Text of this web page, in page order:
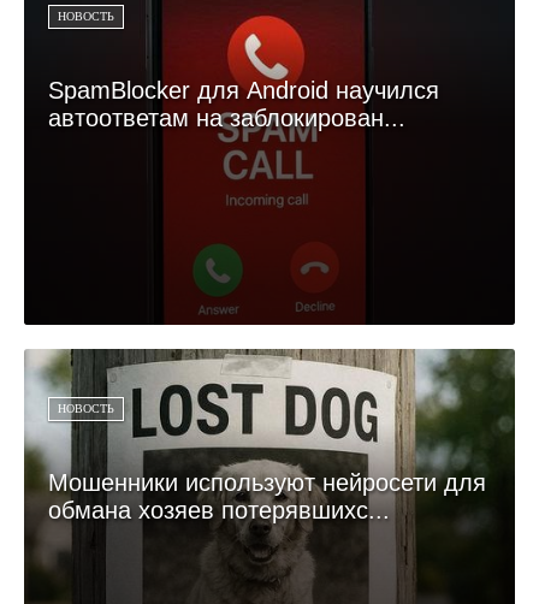
НОВОСТЬ
SpamBlocker для Android научился
автоответам на заблокирован...
НОВОСТЬ
Мошенники используют нейросети для
обмана хозяев потерявшихс...